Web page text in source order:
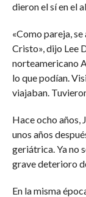
dieron el sí en el
«Como pareja,
Cristo», dijo Lee
norteamericano
lo que podían.
viajaban.
Hace ocho años,
unos años
geriátrica. Ya no
grave deterioro
En la misma